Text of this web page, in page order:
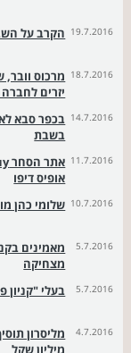
19.7.2016 הקרב על
18.7.2016
יזרים לחברה עוד 30
14.7.2016 בכפר סבא לא
בשבת
11.7.2016
אופיס דיפו
10.7.2016 שלומי כהן
5.7.2016
מאמינים
מצחיקה
5.7.2016 בעלי "קניון
4.7.2016
מיליון שקל